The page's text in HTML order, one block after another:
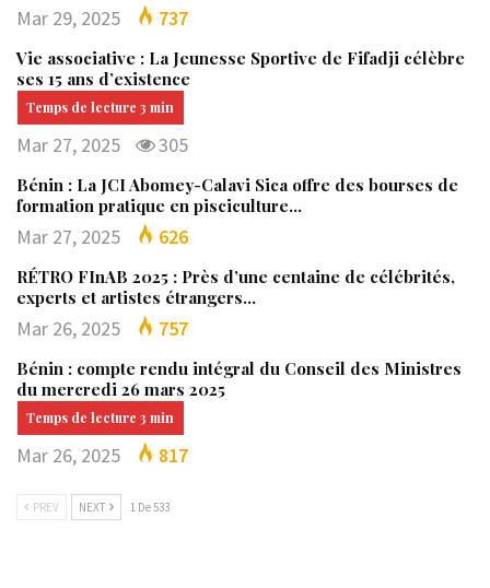
Mar 29, 2025 737
Vie associative : La Jeunesse Sportive de Fifadji célèbre
ses 15 ans d’existence
Mar 27, 2025 305
Bénin : La JCI Abomey-Calavi Sica offre des bourses de
formation pratique en pisciculture…
Mar 27, 2025 626
RÉTRO FInAB 2025 : Près d’une centaine de célébrités,
experts et artistes étrangers…
Mar 26, 2025 757
Bénin : compte rendu intégral du Conseil des Ministres
du mercredi 26 mars 2025
Mar 26, 2025 817
PREV NEXT 1 De 533